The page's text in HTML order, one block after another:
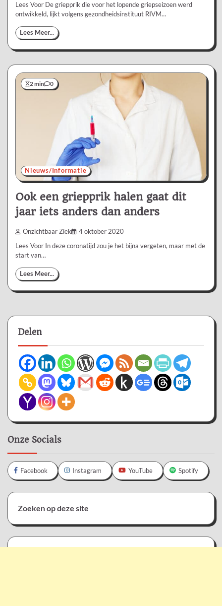
Lees Voor De griepprik die voor het lopende griepseizoen werd
ontwikkeld, lijkt volgens gezondheidsinstituut RIVM…
Lees Meer...
2 min 0
Nieuws/Informatie
Ook een griepprik halen gaat dit
jaar iets anders dan anders
Onzichtbaar Ziek 4 oktober 2020
Lees Voor In deze coronatijd zou je het bijna vergeten, maar met de
start van…
Lees Meer...
Delen
Onze Socials
Facebook Instagram YouTube Spotify
Zoeken op deze site